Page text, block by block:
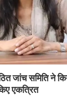
जांच समिति ने
एकत्रित